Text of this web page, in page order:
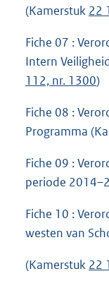
(Kamerstuk 22
Fiche 07 :
Intern
112, nr. 1300)
Fiche 08 :
Programma
Fiche 09 :
periode
Fiche 10 :
westen van
(Kamerstuk 22